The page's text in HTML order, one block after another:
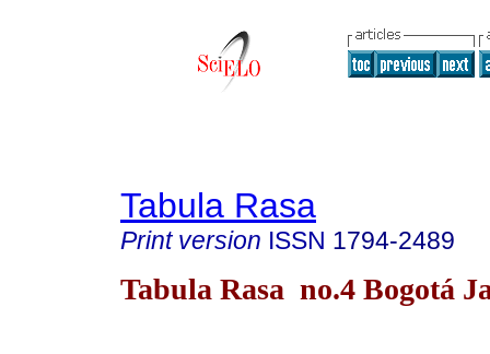
Tabula Rasa
Print version ISSN 1794-2489
Tabula Rasa no.4 Bogotá